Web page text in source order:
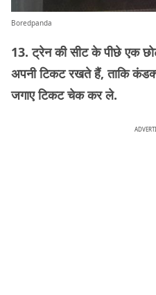
Boredpanda
13. ट्रेन की सीट के पीछे एक
अपनी टिकट रखते हैं, ताकि
जगाए टिकट चेक कर ले.